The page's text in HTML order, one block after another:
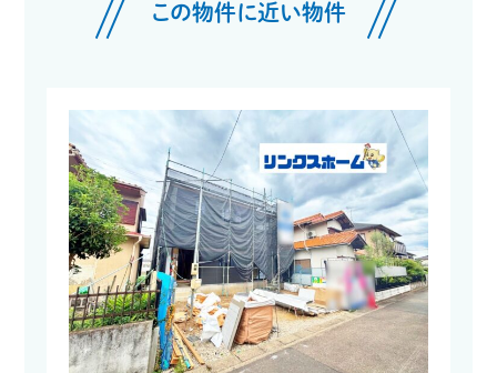
この物件に近い物件